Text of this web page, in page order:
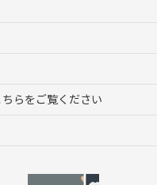
らをご覧ください